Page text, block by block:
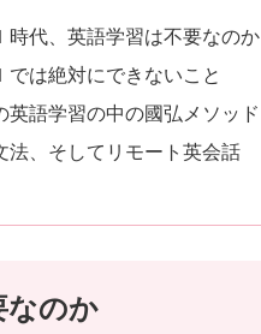
時代、英語学習は不要なのか
では絶対にできないこと
英語学習の中の國弘メソッド
法、そしてリモート英会話
なのか